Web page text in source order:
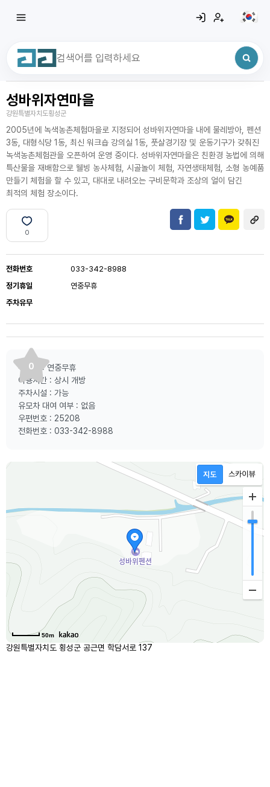
최근 검색어
성바위자연마을
강원특별자치도횡성군
2005년에 녹색농촌체험마을로 지정되어 성바위자연마을 내에 물레방아, 펜션
3동, 대형식당 1동, 최신 워크숍 강의실 1동, 풋살경기장 및 운동기구가 갖춰진
녹색농촌체험관을 오픈하여 운영 중이다. 성바위자연마을은 친환경 농법에 의해
특산물을 재배함으로 웰빙 농사체험, 시골놀이 체험, 자연생태체험, 소형 농예품
만들기 체험을 할 수 있고, 대대로 내려오는 구비문학과 조상의 얼이 담긴
최적의 체험 장소이다.
0
전화번호
033-342-8988
정기휴일
연중무휴
주차유무
0
쉬는날 : 연중무휴
이용시간 : 상시 개방
주차시설 : 가능
유모차 대여 여부 : 없음
우편번호 : 25208
전화번호 : 033-342-8988
50m
강원특별자치도 횡성군 공근면 학담서로 137